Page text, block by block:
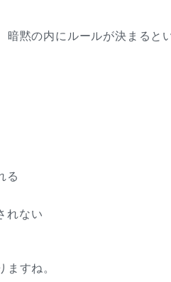
黙の内にルールが決まると
る
れない
すね。